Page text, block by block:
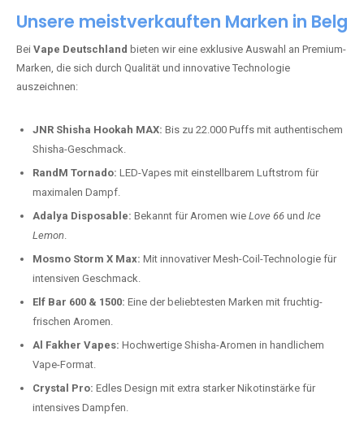
Unsere meistverkauften Marken in Belg
Bei Vape Deutschland bieten wir eine exklusive Auswahl an Premium-
Marken, die sich durch Qualität und innovative Technologie
auszeichnen:
JNR Shisha Hookah MAX: Bis zu 22.000 Puffs mit authentischem
Shisha-Geschmack.
RandM Tornado: LED-Vapes mit einstellbarem Luftstrom für
maximalen Dampf.
Adalya Disposable: Bekannt für Aromen wie Love 66 und Ice
Lemon.
Mosmo Storm X Max: Mit innovativer Mesh-Coil-Technologie für
intensiven Geschmack.
Elf Bar 600 & 1500: Eine der beliebtesten Marken mit fruchtig-
frischen Aromen.
Al Fakher Vapes: Hochwertige Shisha-Aromen in handlichem
Vape-Format.
Crystal Pro: Edles Design mit extra starker Nikotinstärke für
intensives Dampfen.